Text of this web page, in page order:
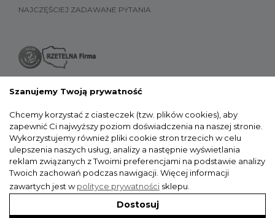
NAJCZĘŚCIEJ ZADAWANE PYTANIA
Szanujemy Twoją prywatność
Chcemy korzystać z ciasteczek (tzw. plików cookies), aby
zapewnić Ci najwyższy poziom doświadczenia na naszej stronie.
Wykorzystujemy również pliki cookie stron trzecich w celu
ulepszenia naszych usług, analizy a następnie wyświetlania
reklam związanych z Twoimi preferencjami na podstawie analizy
Twoich zachowań podczas nawigacji. Więcej informacji
zawartych jest wpolityce prywatności sklepu.
Dostosuj